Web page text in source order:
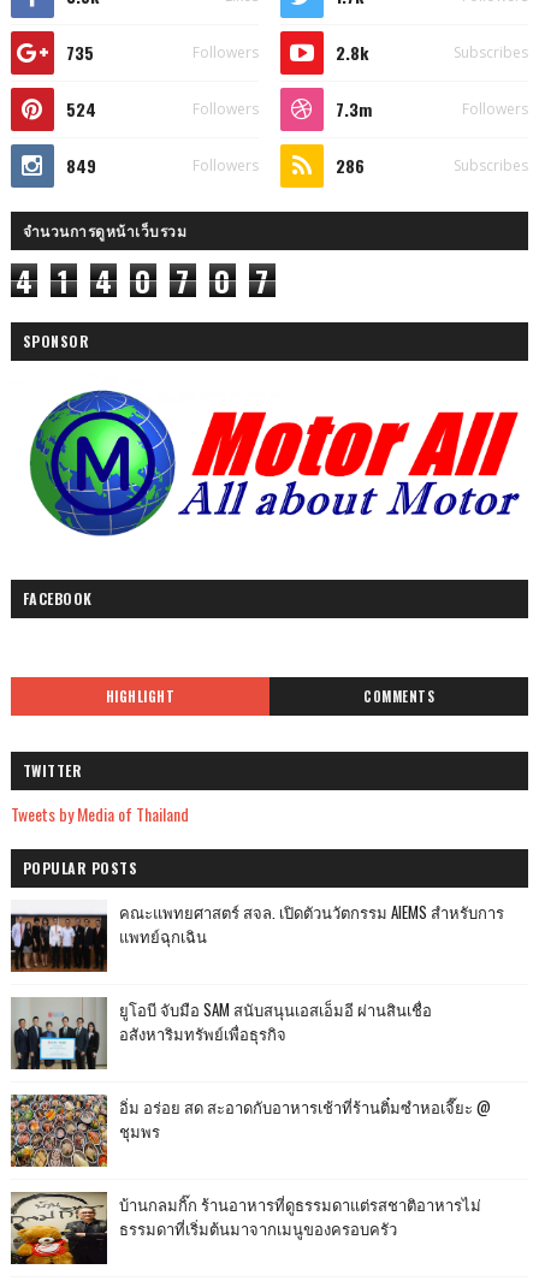
735 Followers 2.8k Subscribes
524 Followers 7.3m Followers
849 Followers 286 Subscribes
จำนวนการดูหน้าเว็บรวม
4 1 4 0 7 0 7
SPONSOR
FACEBOOK
HIGHLIGHT COMMENTS
TWITTER
Tweets by Media of Thailand
POPULAR POSTS
คณะแพทยศาสตร์ สจล. เปิดตัวนวัตกรรม AIEMS สำหรับการ
แพทย์ฉุกเฉิน
ยูโอบี จับมือ SAM สนับสนุนเอสเอ็มอี ผ่านสินเชื่อ
อสังหาริมทรัพย์เพื่อธุรกิจ
อิ่ม อร่อย สด สะอาดกับอาหารเช้าที่ร้านติ๋มซำหอเจี๊ยะ @
ชุมพร
บ้านกลมกิ๊ก ร้านอาหารที่ดูธรรมดาแต่รสชาติอาหารไม่
ธรรมดาที่เริ่มต้นมาจากเมนูของครอบครัว